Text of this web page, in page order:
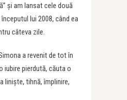
și am lansat cele două
lui 2008, când ea
câteva zile.
a revenit de tot în
iubire pierdută, căuta o
liniște, tihnă, împlinire,